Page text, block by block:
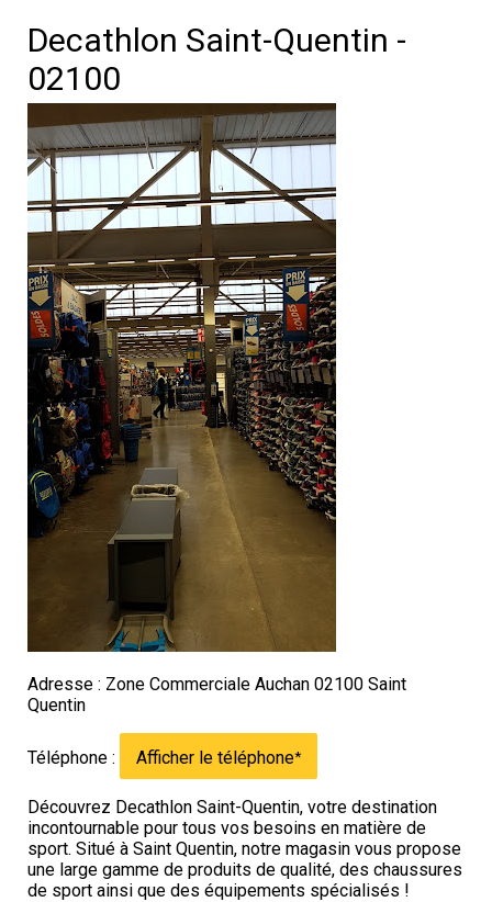
Decathlon Saint-Quentin -
02100
Adresse : Zone Commerciale Auchan 02100 Saint
Quentin
Téléphone : Afficher le téléphone*
Découvrez Decathlon Saint-Quentin, votre destination
incontournable pour tous vos besoins en matière de
sport. Situé à Saint Quentin, notre magasin vous propose
une large gamme de produits de qualité, des chaussures
de sport ainsi que des équipements spécialisés !